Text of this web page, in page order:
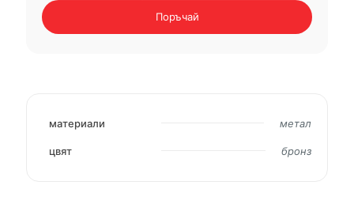
маса
М-04
Поръчай
материали метал
цвят бронз